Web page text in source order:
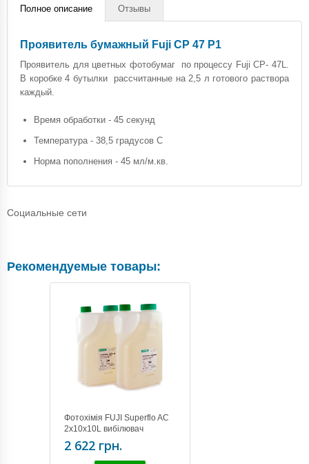
Полное описание Отзывы
Проявитель бумажный Fuji CP 47 P1
Проявитель для цветных фотобумаг по процессу Fuji CP- 47L.
В коробке 4 бутылки рассчитанные на 2,5 л готового раствора
каждый.
Время обработки - 45 секунд
Температура - 38,5 градусов С
Норма пополнения - 45 мл/м.кв.
Социальные сети
Рекомендуемые товары:
Фотохімія FUJI Superflo AC
2x10x10L вибілювач
(990630)
2 622 грн.